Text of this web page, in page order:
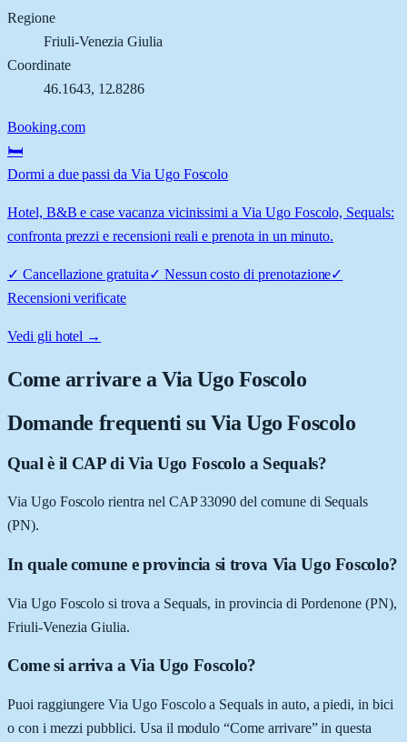
Regione
Friuli-Venezia Giulia
Coordinate
46.1643, 12.8286
Booking.com
🛏️
Dormi a due passi da Via Ugo Foscolo
Hotel, B&B e case vacanza vicinissimi a Via Ugo Foscolo, Sequals:
confronta prezzi e recensioni reali e prenota in un minuto.
✓ Cancellazione gratuita✓ Nessun costo di prenotazione✓
Recensioni verificate
Vedi gli hotel →
Come arrivare aVia Ugo Foscolo
Domande frequenti su Via Ugo Foscolo
Qual è il CAP di Via Ugo Foscolo a Sequals?
Via Ugo Foscolo rientra nel CAP 33090 del comune di Sequals
(PN).
In quale comune e provincia si trova Via Ugo Foscolo?
Via Ugo Foscolo si trova a Sequals, in provincia di Pordenone (PN),
Friuli-Venezia Giulia.
Come si arriva a Via Ugo Foscolo?
Puoi raggiungere Via Ugo Foscolo a Sequals in auto, a piedi, in bici
o con i mezzi pubblici. Usa il modulo “Come arrivare” in questa